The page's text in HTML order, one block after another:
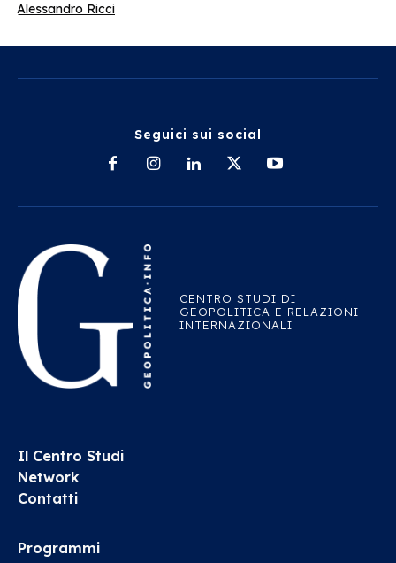
Alessandro Ricci
Seguici sui social
CENTRO STUDI DI
GEOPOLITICA E RELAZIONI
INTERNAZIONALI
Il Centro Studi
Network
Contatti
Programmi